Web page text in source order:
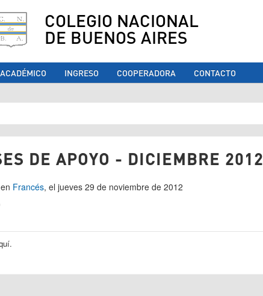
COLEGIO NACIONAL
DE BUENOS AIRES
ACADÉMICO INGRESO COOPERADORA CONTACTO
usted aquí
DE APOYO - DICIEMBRE 2012
Francés, el jueves 29 de noviembre de 2012